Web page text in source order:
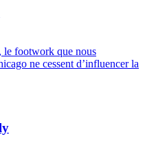
le footwork que nous
ne cessent d’influencer la